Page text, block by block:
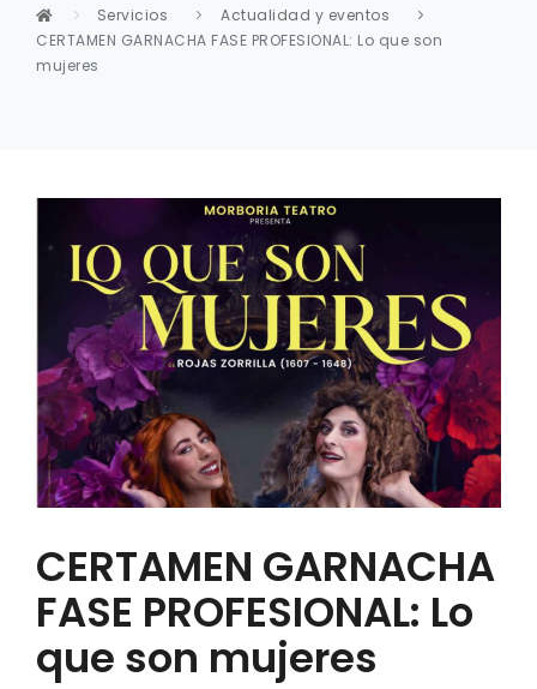
Servicios
Actualidad y eventos
CERTAMEN GARNACHA FASE PROFESIONAL: Lo que son
mujeres
CERTAMEN GARNACHA
FASE PROFESIONAL: Lo
que son mujeres